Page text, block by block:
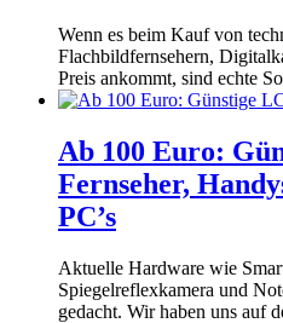
Wenn es beim Kauf von
Flachbildfernsehern,
Preis ankommt, sind echte
Ab 100 Euro:
Fernseher,
PC’s
Aktuelle Hardware wie
Spiegelreflexkamera und
gedacht. Wir haben uns auf